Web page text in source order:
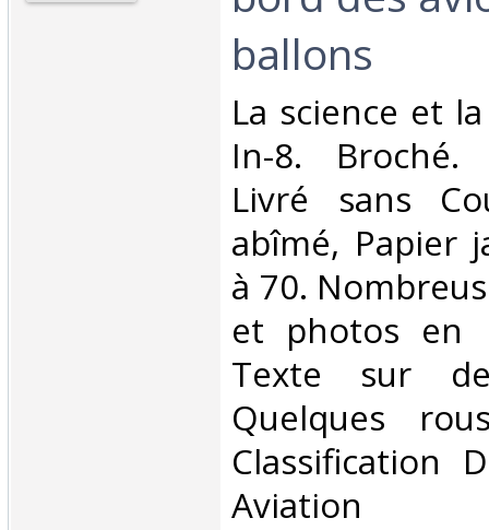
ballons‎
‎La science et
In-8. Broché.
Livré sans
abîmé, Papier
à 70.
et photos en
Texte sur
Quelques
Classification
Aviation‎